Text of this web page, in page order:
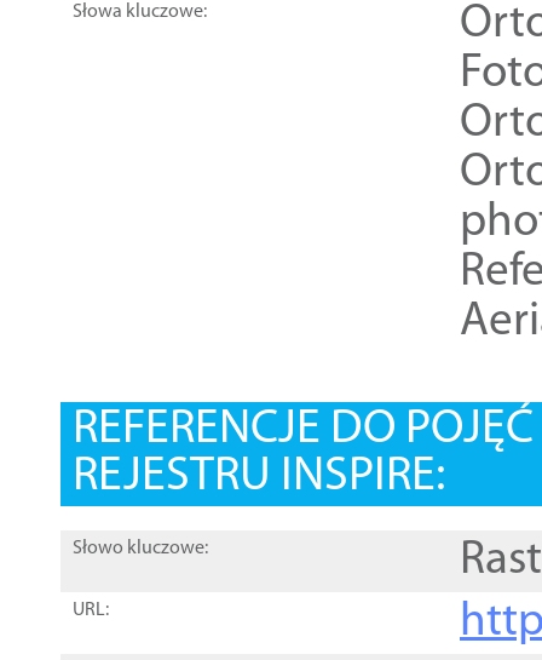
Słowa kluczowe:
REFERENCJE DO
REJESTRU INSPIRE:
Słowo kluczowe:
URL: